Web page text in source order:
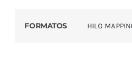
FORMATOS HILO